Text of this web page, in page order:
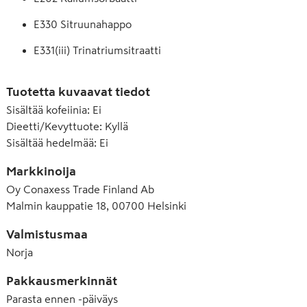
E330 Sitruunahappo
E331(iii) Trinatriumsitraatti
E955 Sukraloosi
Tuotetta kuvaavat tiedot
Sisältää kofeiinia: Ei
Dieetti/Kevyttuote: Kyllä
Sisältää hedelmää: Ei
Markkinoija
Oy Conaxess Trade Finland Ab
Malmin kauppatie 18, 00700 Helsinki
Valmistusmaa
Norja
Pakkausmerkinnät
Parasta ennen -päiväys